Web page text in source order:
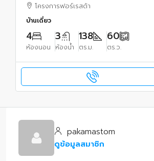
โครงการฟอร์เรสด้า
บ้านเดี่ยว
4
ห้องนอน
3
ห้องน้ำ
138
ตร.ม.
60
ตร.ว.
pakamastom
ดูข้อมูลสมาชิก